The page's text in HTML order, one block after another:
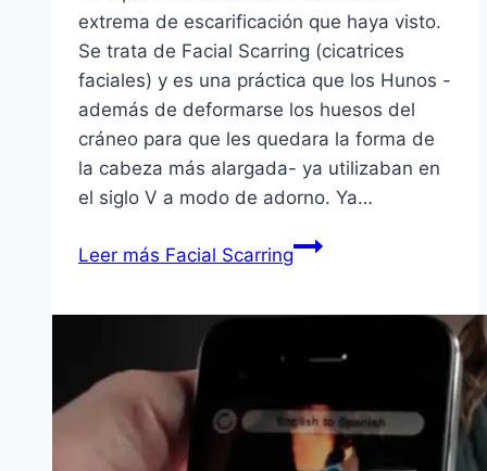
extrema de escarificación que haya visto.
Se trata de Facial Scarring (cicatrices
faciales) y es una práctica que los Hunos -
además de deformarse los huesos del
cráneo para que les quedara la forma de
la cabeza más alargada- ya utilizaban en
el siglo V a modo de adorno. Ya…
Leer más Facial Scarring